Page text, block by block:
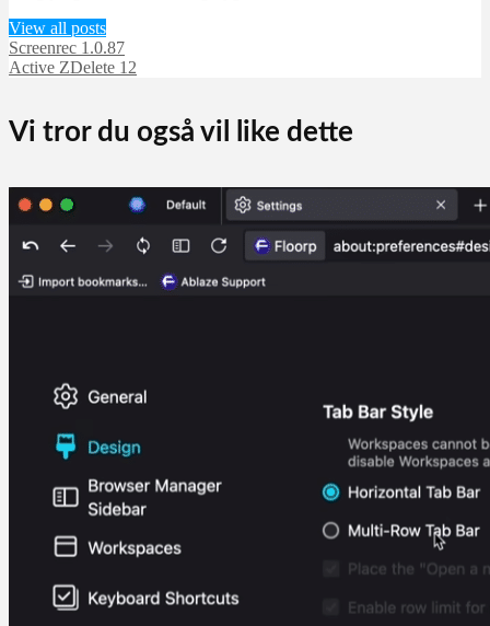
View all posts
Screenrec 1.0.87
Active ZDelete 12
Vi tror du også vil like dette